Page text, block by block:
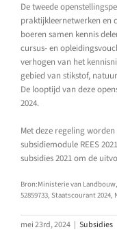
De tweede
praktijkleernetwerken en
boeren samen kennis
cursus- en
verhogen van het
gebied van stikstof,
De looptijd van deze
2024.
Met deze regeling
subsidiemodule REES
subsidies 2021 om de
Bron:Ministerie van
52859733, Staatscourant 2024,
mei 23rd, 2024 | Subsidies